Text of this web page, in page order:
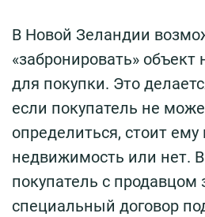
В Новой Зеландии
«забронировать»
для покупки. Это
если покупатель не
определиться, стоит
недвижимость или нет.
покупатель с
специальный договор